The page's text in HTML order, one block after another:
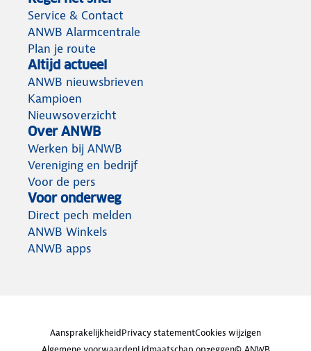
Service & Contact
ANWB Alarmcentrale
Plan je route
Altijd actueel
ANWB nieuwsbrieven
Kampioen
Nieuwsoverzicht
Over ANWB
Werken bij ANWB
Vereniging en bedrijf
Voor de pers
Voor onderweg
Direct pech melden
ANWB Winkels
ANWB apps
AansprakelijkheidPrivacy statementCookies wijzigen